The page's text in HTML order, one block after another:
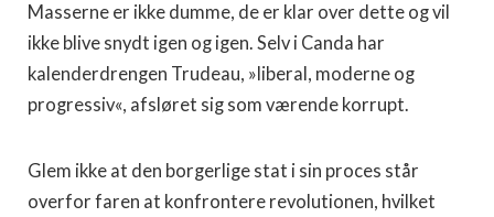
Masserne er ikke dumme, de er klar over dette og vil
ikke blive snydt igen og igen. Selv i Canda har
kalenderdrengen Trudeau, »liberal, moderne og
progressiv«, afsløret sig som værende korrupt.
Glem ikke at den borgerlige stat i sin proces står
overfor faren at konfrontere revolutionen, hvilket